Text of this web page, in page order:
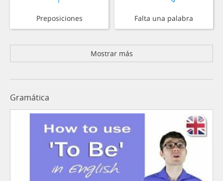
Preposiciones Falta una palabra
Mostrar más
Gramática